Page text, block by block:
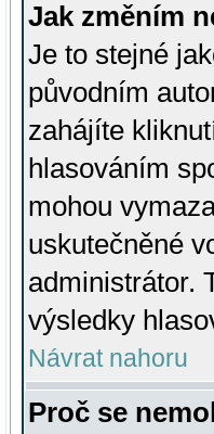
Jak změním
Je to stejné
původním
zahájíte
hlasováním
mohou
uskutečněné
administrátor.
výsledky
Návrat nahoru
Proč se